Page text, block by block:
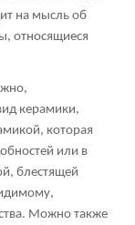
на мысль об
относящиеся
керамики,
которая
или в
блестящей
Можно также